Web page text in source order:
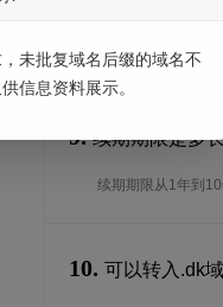
注册期限是多
注册期限从1年到10
9. 续期期限是多
续期期限从1年到
10. 可以转入.dk
未批复域名后缀的域名不
信息资料展示。